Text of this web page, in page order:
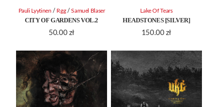
CITY OF GARDENS VOL.2
50.00 zł
Pauli Lyytinen / Rgg /Samuel Blaser
HEADSTONES [SILVER]
150.00 zł
Lake Of Tears